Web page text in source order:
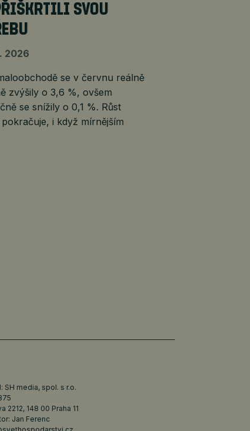
SVOU
2026
se v červnu reálně
zvýšily o 3,6 %, ovšem
se snížily o 0,1 %. Růst
i když mírnějším
SH media, spol. s r.o.
2212, 148 00 Praha 11
Jan Ferenc